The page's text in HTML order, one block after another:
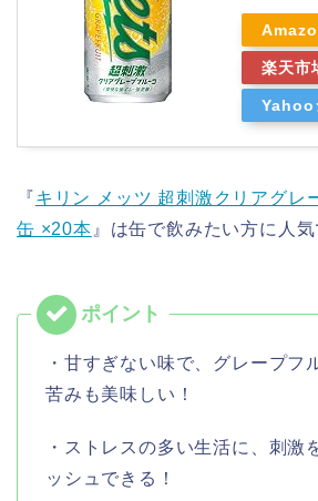
楽天市
Yahoo
『キリン メッツ 超刺激クリアグレ
缶 ×20本』は缶で飲みたい方に人気
・甘すぎない味で、グレープフ
苦みも美味しい！
・ストレスの多い生活に、刺激
ッシュできる！